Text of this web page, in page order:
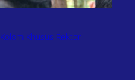
Kolom Khusus Rektor